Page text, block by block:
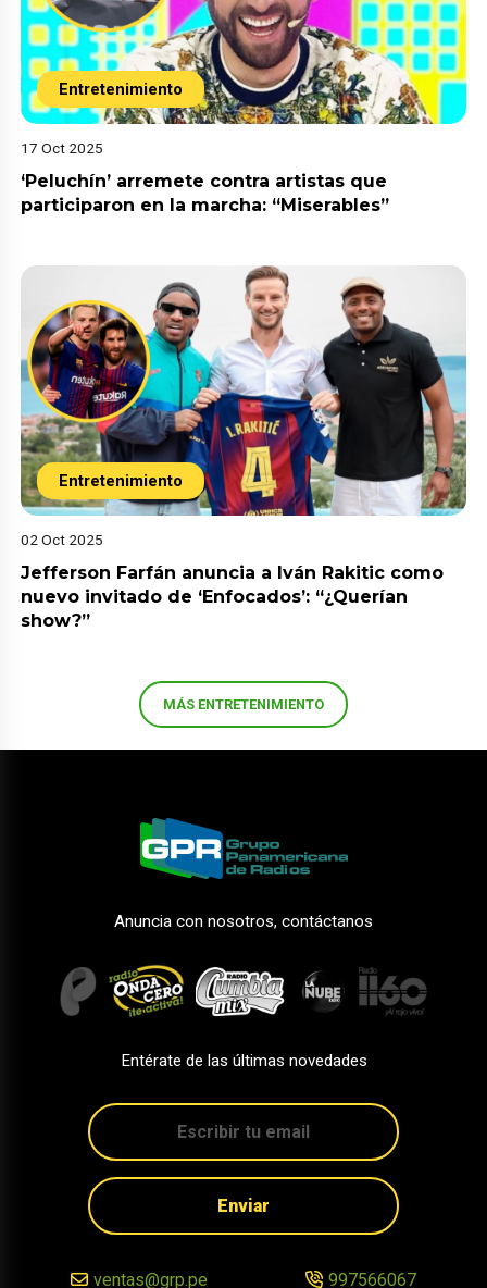
Entretenimiento
17 Oct 2025
‘Peluchín’ arremete contra artistas que
participaron en la marcha: “Miserables”
Entretenimiento
02 Oct 2025
Jefferson Farfán anuncia a Iván Rakitic como
nuevo invitado de ‘Enfocados’: “¿Querían
show?”
MÁS ENTRETENIMIENTO
Anuncia con nosotros, contáctanos
Entérate de las últimas novedades
Enviar
ventas@grp.pe 997566067